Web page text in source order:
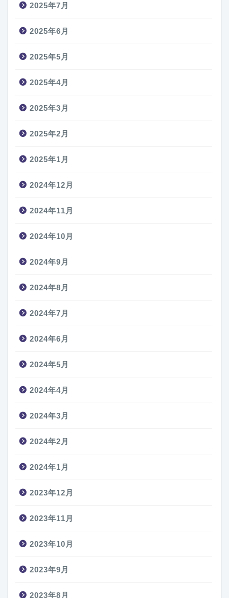
2025年7月
2025年6月
2025年5月
2025年4月
2025年3月
2025年2月
2025年1月
2024年12月
2024年11月
2024年10月
2024年9月
2024年8月
2024年7月
2024年6月
2024年5月
2024年4月
2024年3月
2024年2月
2024年1月
2023年12月
2023年11月
2023年10月
2023年9月
2023年8月